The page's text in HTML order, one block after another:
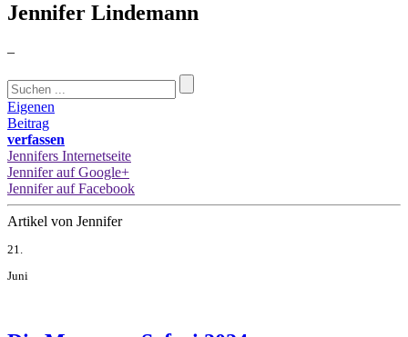
Jennifer Lindemann
–
Eigenen
Beitrag
verfassen
Jennifers Internetseite
Jennifer auf Google+
Jennifer auf Facebook
Artikel von Jennifer
21.
Juni